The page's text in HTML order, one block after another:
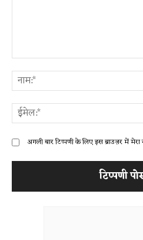
अगली बार टिप्पणी के लिए इस ब्राउज़र में